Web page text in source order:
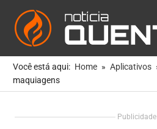
Skip
content
Notícias
Mais
Quentes
Você
Você está aqui: Home Aplicativos
maquiagens
Publicidade